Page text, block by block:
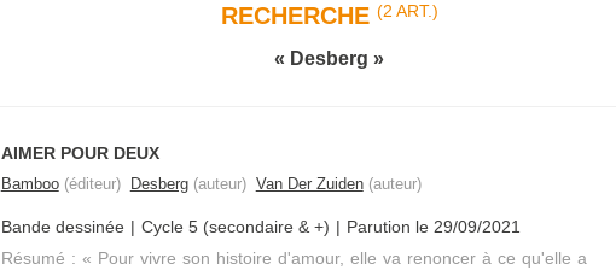
RECHERCHE (2 ART.)
Desberg
AIMER POUR DEUX
Bamboo(éditeur) Desberg(auteur) Van Der Zuiden(auteur)
Bande dessinée Cycle 5 (secondaire & +)
Parution le 29/09/2021
Résumé : « Pour vivre son histoire d'amour, elle va renoncer à ce qu'elle a